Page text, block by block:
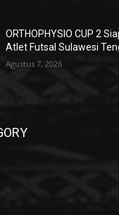
ORTHOPHYSIO CUP 2
Atlet Futsal Sulawesi
Agustus 7, 2026